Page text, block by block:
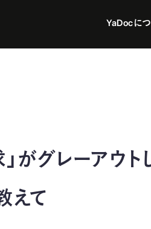
YaDocに
」がグレーアウ
えて